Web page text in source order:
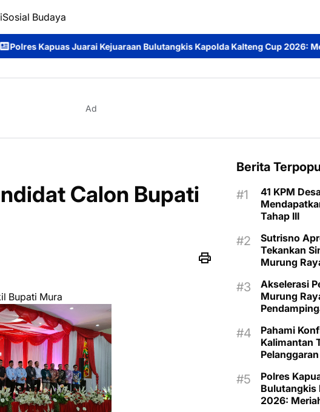
Sosial Budaya
Bulutangkis Kapolda Kalteng Cup 2026: Meriahnya Perayaan HUT
Ad
Calon Bupati
Bupati Mura
Berita
41 KPM
Tahap III
Sutrisno
Tekankan
Murung
Akselerasi
Murung
Pahami
Kalimantan
Polres
Bulutangkis
2026: